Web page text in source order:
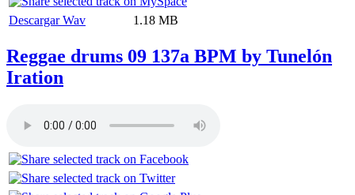
Descargar Wav 1.18 MB
Reggae drums 09 137a BPM by Tunelón
Iration